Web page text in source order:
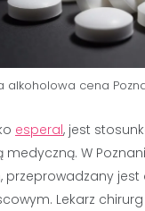
alkoholowa cena
esperal, jest
medyczną. W
przeprowadzany jest
Lekarz